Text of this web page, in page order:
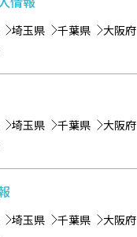
埼玉県 千葉県 大阪府
埼玉県 千葉県 大阪府
埼玉県 千葉県 大阪府